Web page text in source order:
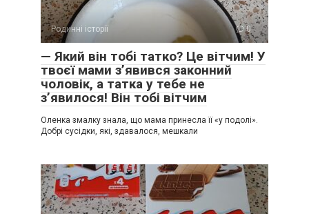
Родинні історії 0
— Який він тобі татко? Це вітчим! У
твоєї мами з’явився законний
чоловік, а татка у тебе не
з’явилося! Він тобі вітчим
Оленка змалку знала, що мама принесла її «у подолі».
Добрі сусідки, які, здавалося, мешкали